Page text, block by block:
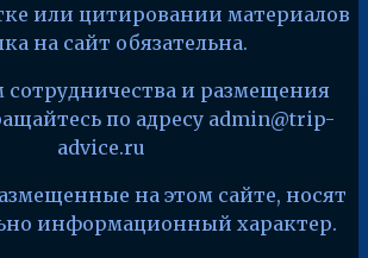
или цитировании материалов
на сайт обязательна.
сотрудничества и размещения
по адресу admin@trip-
advice.ru
на этом сайте, носят
информационный характер.